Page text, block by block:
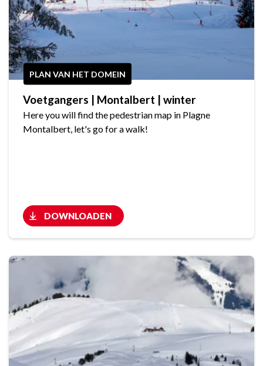
PLAN VAN HET DOMEIN
Voetgangers | Montalbert | winter
Here you will find the pedestrian map in Plagne
Montalbert, let's go for a walk!
DOWNLOADEN